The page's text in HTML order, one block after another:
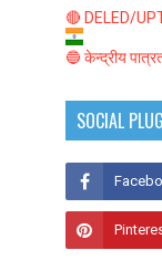
🔴 DELED/
🔵 केन्द्रीय
SOCIAL